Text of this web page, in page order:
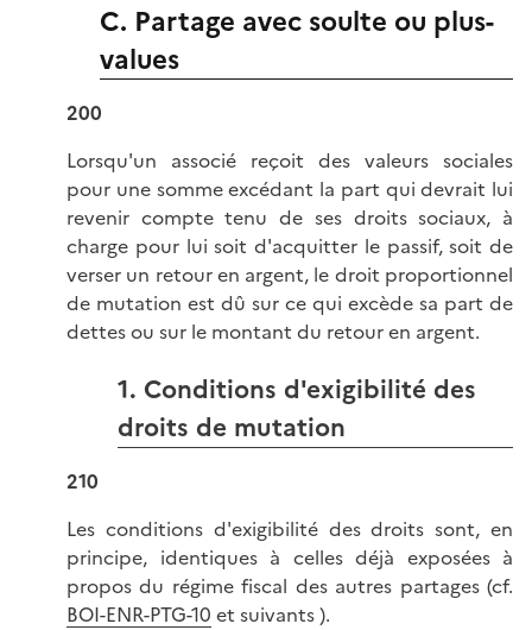
C. Partage avec soulte ou plus-
values
200
Lorsqu'un associé reçoit des valeurs sociales
pour une somme excédant la part qui devrait lui
revenir compte tenu de ses droits sociaux, à
charge pour lui soit d'acquitter le passif, soit de
verser un retour en argent, le droit proportionnel
de mutation est dû sur ce qui excède sa part de
dettes ou sur le montant du retour en argent.
1. Conditions d'exigibilité des
droits de mutation
210
Les conditions d'exigibilité des droits sont, en
principe, identiques à celles déjà exposées à
propos du régime fiscal des autres partages (cf.
BOI-ENR-PTG-10 et suivants ).